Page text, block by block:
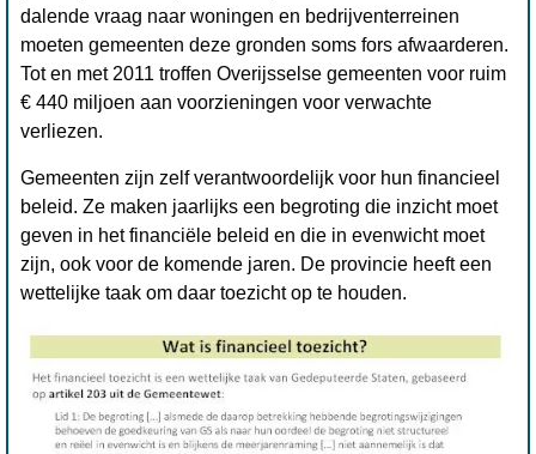
dalende vraag naar woningen en bedrijventerreinen
moeten gemeenten deze gronden soms fors afwaarderen.
Tot en met 2011 troffen Overijsselse gemeenten voor ruim
€ 440 miljoen aan voorzieningen voor verwachte
verliezen.
Gemeenten zijn zelf verantwoordelijk voor hun financieel
beleid. Ze maken jaarlijks een begroting die inzicht moet
geven in het financiële beleid en die in evenwicht moet
zijn, ook voor de komende jaren. De provincie heeft een
wettelijke taak om daar toezicht op te houden.